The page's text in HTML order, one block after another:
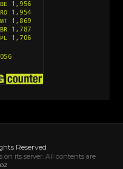
Reserved
on its server. All contents are